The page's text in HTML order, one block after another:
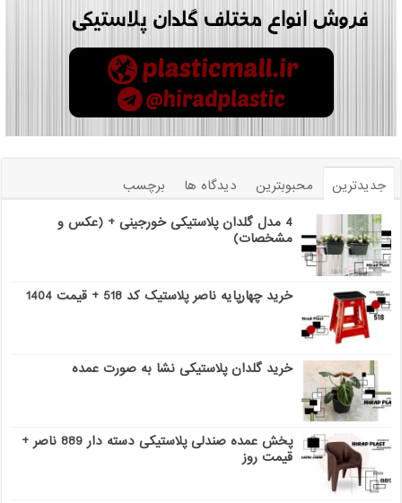
جدیدترین محبوبترین دیدگاه ها
برچسب
4 مدل گلدان پلاستیکی خورجینی + (عکس و
مشخصات)
خرید چهارپایه ناصر پلاستیک کد 518 + قیمت 1404
خرید گلدان پلاستیکی نشا به صورت عمده
پخش عمده صندلی پلاستیکی دسته دار 889 ناصر +
قیمت روز